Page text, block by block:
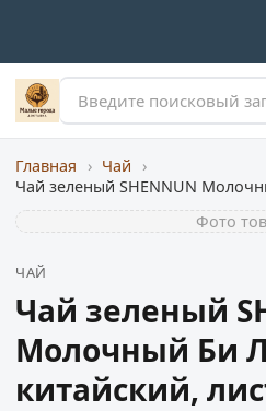
Главная › Чай
›
Фото
ЧАЙ
Чай зеленый
Молочный Би
китайский,